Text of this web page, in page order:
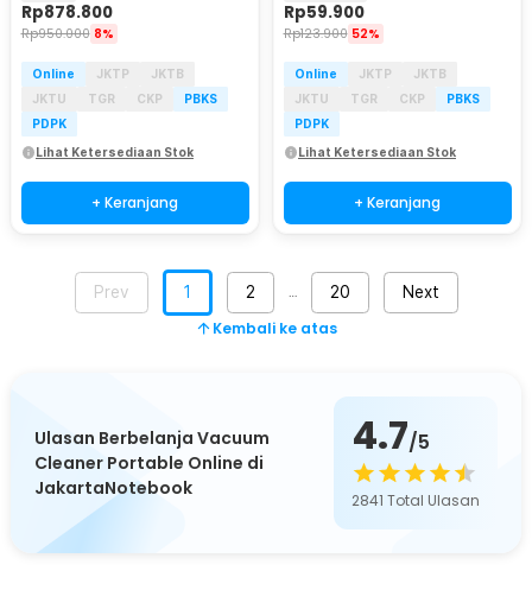
Rp878.800
Rp950.000 8%
Online JKTP
JKTB
JKTU
TGR CKP
PBKS
PDPK
Lihat Ketersediaan Stok
+ Keranjang
Rp59.900
Rp123.900 52%
Online JKTP
JKTB
JKTU
TGR CKP
PBKS
PDPK
Lihat Ketersediaan Stok
+ Keranjang
Prev 1 2 20 Next
Kembali ke atas
Ulasan Berbelanja Vacuum
Cleaner Portable Online di
JakartaNotebook
4.7/5
2841 Total Ulasan